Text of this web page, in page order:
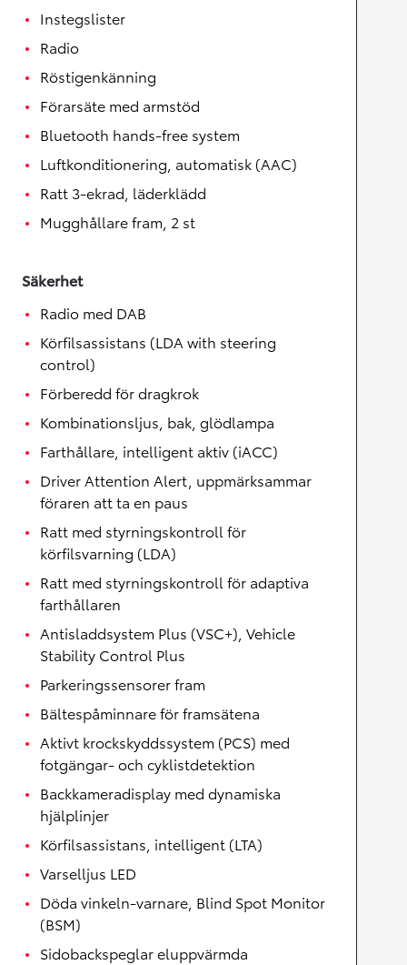
Instegslister
Radio
Röstigenkänning
Förarsäte med armstöd
Bluetooth hands-free system
Luftkonditionering, automatisk (AAC)
Ratt 3-ekrad, läderklädd
Mugghållare fram, 2 st
Säkerhet
Radio med DAB
Körfilsassistans (LDA with steering
control)
Förberedd för dragkrok
Kombinationsljus, bak, glödlampa
Farthållare, intelligent aktiv (iACC)
Driver Attention Alert, uppmärksammar
föraren att ta en paus
Ratt med styrningskontroll för
körfilsvarning (LDA)
Ratt med styrningskontroll för adaptiva
farthållaren
Antisladdsystem Plus (VSC+), Vehicle
Stability Control Plus
Parkeringssensorer fram
Bältespåminnare för framsätena
Aktivt krockskyddssystem (PCS) med
fotgängar- och cyklistdetektion
Backkameradisplay med dynamiska
hjälplinjer
Körfilsassistans, intelligent (LTA)
Varselljus LED
Döda vinkeln-varnare, Blind Spot Monitor
(BSM)
Sidobackspeglar eluppvärmda